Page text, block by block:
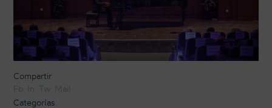
EQUIPO
MEDIOS
Compartir
Fb
In Tw
Mail
Categorías